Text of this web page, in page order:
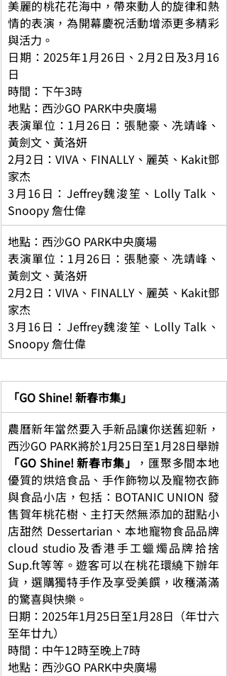
美麗的桃花花海中，帶來動人的旋律和熱
情的表演，為開幕慶祝活動增添更多精彩
與活力。
日期：2025年1月26日、2月2日及3月16
日
時間：下午3時
地點：西沙GO PARK中央廣場
表演單位：1月26日：張馳豪、冼靖峰、
黃劍文、黃洛妍
2月2日：VIVA、FINALLY、麗英、Kakit鄧
家杰
3月16日：Jeffrey魏浚笙、Lolly Talk、
Snoopy 詹仕偉
地點：西沙GO PARK中央廣場
表演單位：1月26日：張馳豪、冼靖峰、
黃劍文、黃洛妍
2月2日：VIVA、FINALLY、麗英、Kakit鄧
家杰
3月16日：Jeffrey魏浚笙、Lolly Talk、
Snoopy 詹仕偉
「GO Shine! 新春市集」
農曆新年當然要入手新品讓你送舊迎新，
西沙GO PARK將於1月25日至1月28日舉辦
「GO Shine! 新春市集」
，匯聚多間本地
優質的烘焙食品、手作飾物以及寵物衣飾
與食品小店，包括：BOTANIC UNION 發
售賀年桃花樹、主打天然無添加的甜點小
店甜然 Dessertarian、本地寵物食品品牌
cloud studio及香港手工蠟燭品牌拾捨
Sup.ft等等。遊客可以在桃花環繞下辦年
貨，選購獨特手作及享受美饌，收穫滿滿
的驚喜與快樂。
日期：2025年1月25日至1月28日（年廿六
至年廿九）
時間：中午12時至晚上7時
地點：西沙GO PARK中央廣場